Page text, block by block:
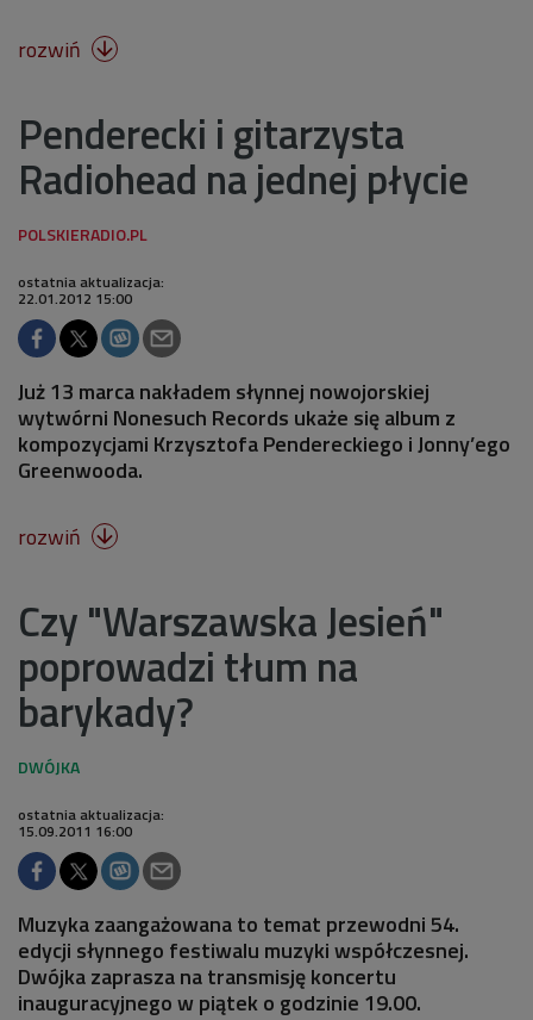
rozwiń 
Penderecki i gitarzysta
Radiohead na jednej płycie
ostatnia aktualizacja:
22.01.2012 15:00
Już 13 marca nakładem słynnej nowojorskiej
wytwórni Nonesuch Records ukaże się album z
kompozycjami Krzysztofa Pendereckiego i Jonny’ego
Greenwooda.
rozwiń 
Czy "Warszawska Jesień"
poprowadzi tłum na
barykady?
ostatnia aktualizacja:
15.09.2011 16:00
Muzyka zaangażowana to temat przewodni 54.
edycji słynnego festiwalu muzyki współczesnej.
Dwójka zaprasza na transmisję koncertu
inauguracyjnego w piątek o godzinie 19.00.